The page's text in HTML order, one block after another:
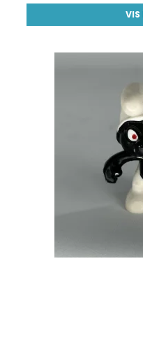
VIS